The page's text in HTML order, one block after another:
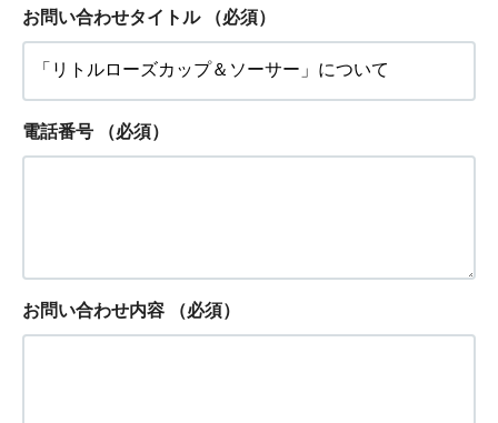
お問い合わせタイトル （必須）
電話番号 （必須）
お問い合わせ内容 （必須）